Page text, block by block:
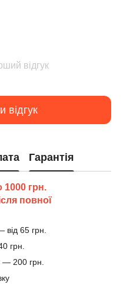
відгук
відгук
Гарантія
1000 грн.
повної
65 грн.
грн.
— 200 грн.